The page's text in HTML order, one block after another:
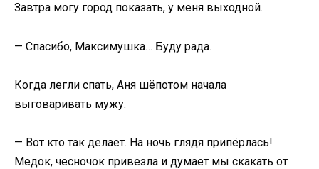
Завтра могу город показать, у меня выходной.
— Спасибо, Максимушка… Буду рада.
Когда легли спать, Аня шёпотом начала
выговаривать мужу.
— Вот кто так делает. На ночь глядя припёрлась!
Медок, чесночок привезла и думает мы скакать от